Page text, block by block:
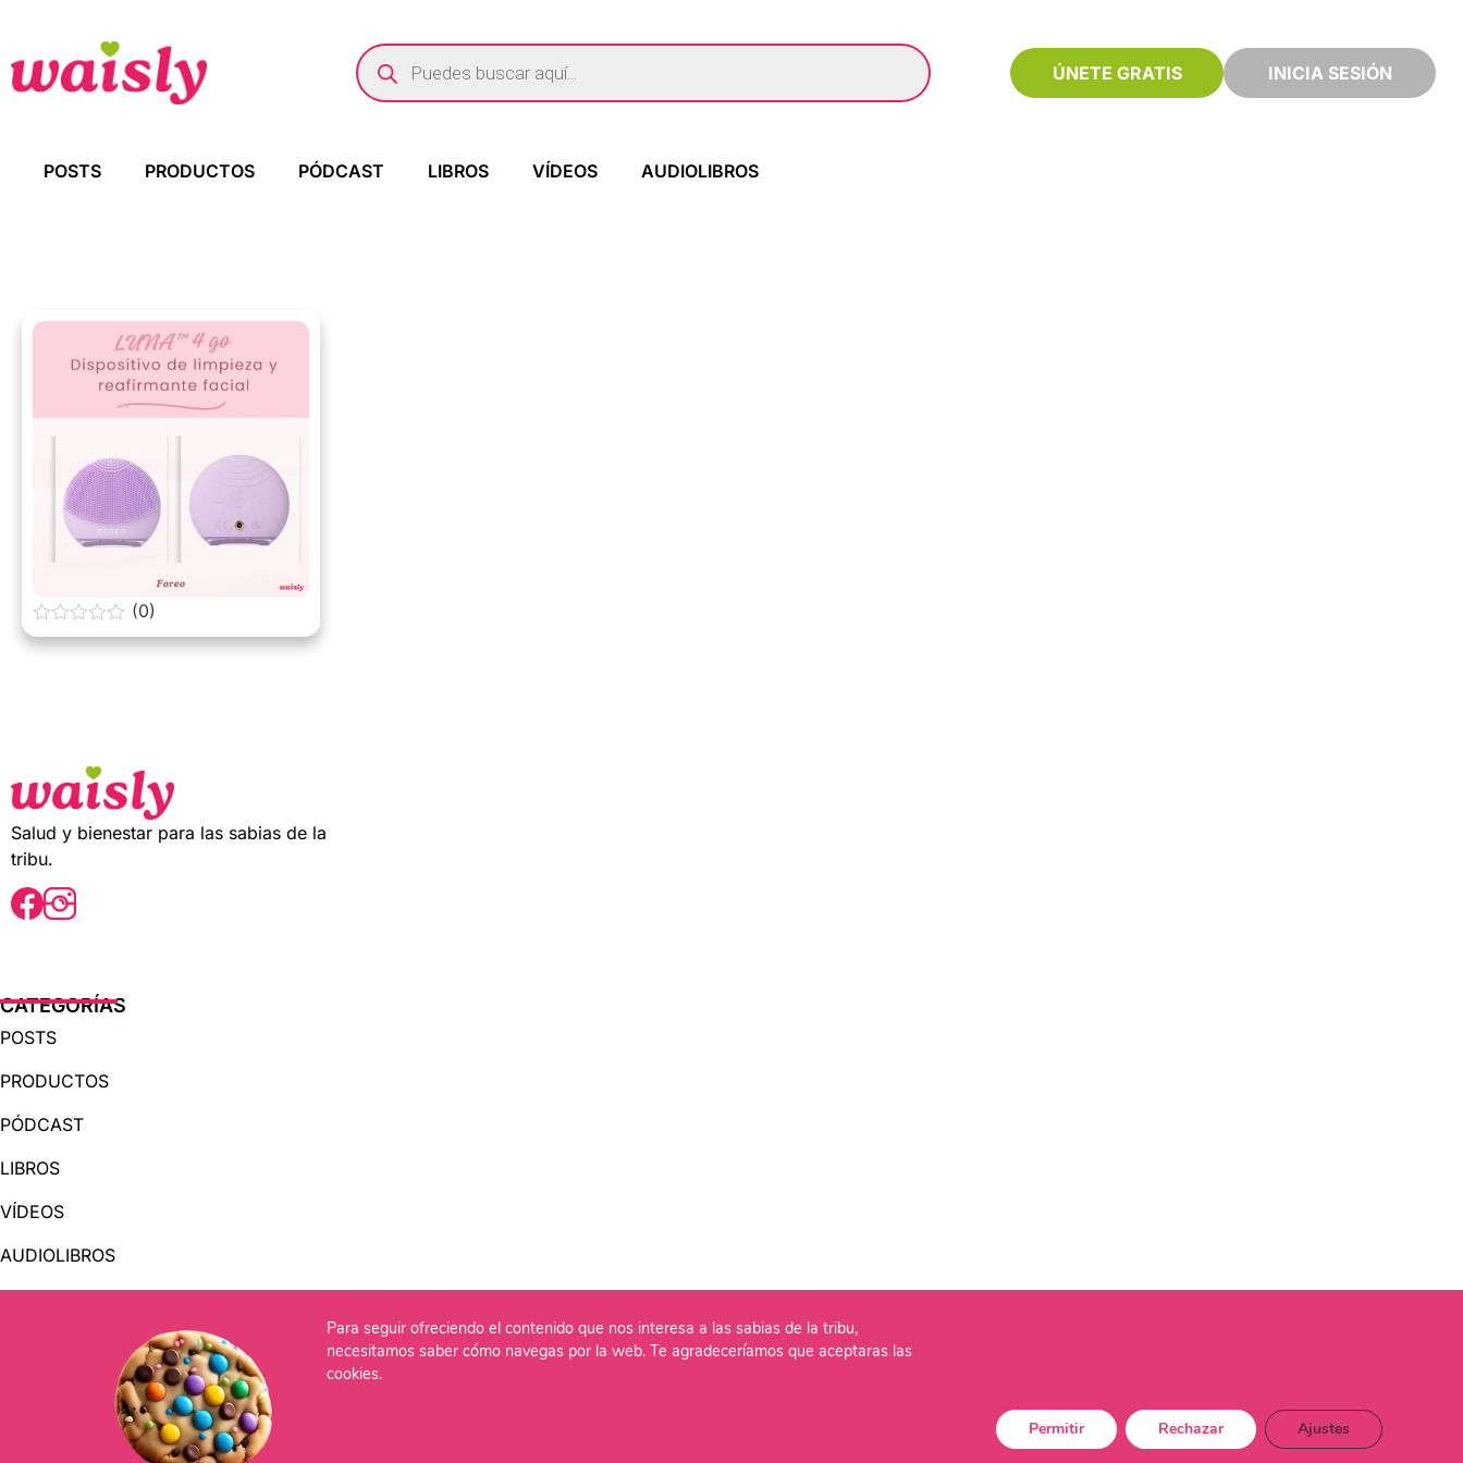
ÚNETE GRATIS INICIA SESIÓN
POSTS PRODUCTOS PÓDCAST LIBROS VÍDEOS AUDIOLIBROS
0
o
(0)
Salud y bienestar para las sabias de la
tribu.
CATEGORÍAS
POSTS
PRODUCTOS
PÓDCAST
LIBROS
VÍDEOS
AUDIOLIBROS
OTRAS PÁGINAS
QUIÉNES SOMOS
Para seguir ofreciendo el contenido que nos interesa a las sabias de la tribu,
necesitamos saber cómo navegas por la web. Te agradeceríamos que aceptaras las
cookies.
Permitir Rechazar Ajustes